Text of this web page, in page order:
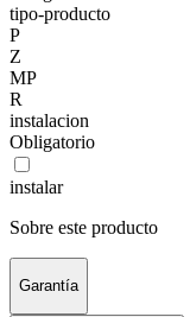
tipo-producto
P
Z
MP
R
instalacion
Obligatorio
instalar
Sobre este producto
Garantía